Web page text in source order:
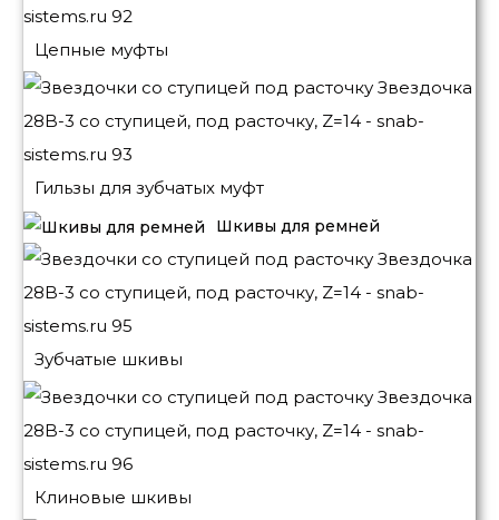
Цепные муфты
Гильзы для зубчатых муфт
Шкивы для ремней
Зубчатые шкивы
Клиновые шкивы